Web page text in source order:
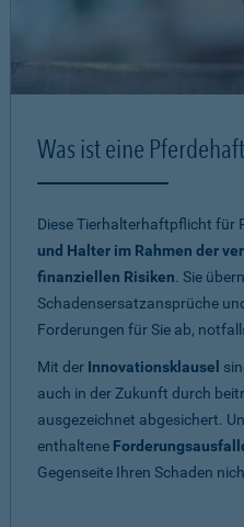
Was ist eine
Diese Tierhalterhaftpflicht für
und Halter im Rahmen der
finanziellen Risiken. Sie
Schadensersatzansprüche
Forderungen für Sie ab,
Mit der Innovationsklausel
auch in der Zukunft durch
ausgezeichnet abgesichert.
enthaltene
Gegenseite Ihren Schaden